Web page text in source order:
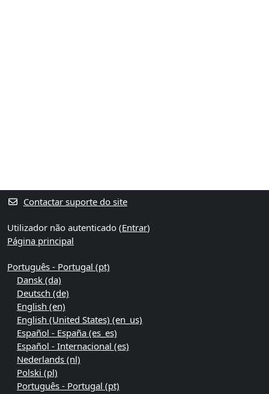
Contactar suporte do site
Utilizador não autenticado (Entrar)
Página principal
Português - Portugal ‎(pt)‎
Dansk ‎(da)‎
Deutsch ‎(de)‎
English ‎(en)‎
English (United States) ‎(en_us)‎
Español - España ‎(es_es)‎
Español - Internacional ‎(es)‎
Nederlands ‎(nl)‎
Polski ‎(pl)‎
Português - Portugal ‎(pt)‎